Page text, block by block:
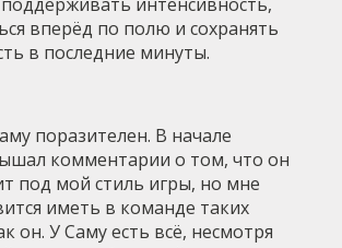
вперёд по полю и сохранять
в последние минуты.
поразителен. В начале
комментарии о том, что он
под мой стиль игры, но мне
иметь в команде таких
он. У Саму есть всё, несмотря